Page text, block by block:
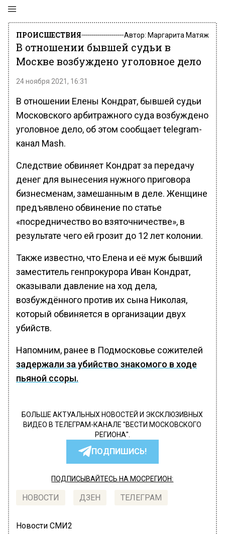
ПРОИСШЕСТВИЯ Автор: Маргарита Матяж
В отношении бывшей судьи в
Москве возбуждено уголовное дело
24 ноября 2021, 16:31
В отношении Елены Кондрат, бывшeй судьи
Московского арбитражного суда возбуждено
уголовное дело, об этом сообщает telegram-
канал Mash.
Следствие обвиняет Кондрат за передачу
денег для вынесения нужного приговора
бизнесменам, замешанным в деле. Женщине
предъявлено обвинение по статье
«посредничество во взяточничестве», в
результате чего ей грозит до 12 лет колонии.
Также известно, что Елена и её муж бывший
заместитель генпрокурора Иван Кондрат,
оказывали давление на ход дела,
возбуждённого против их сына Николая,
который обвиняется в организации двух
убийств.
Напомним, ранее в Подмосковье сожителей
задержали за убийство знакомого в ходе
пьяной ссоры.
БОЛЬШЕ АКТУАЛЬНЫХ НОВОСТЕЙ И ЭКСКЛЮЗИВНЫХ
ВИДЕО В ТЕЛЕГРАМ-КАНАЛЕ "ВЕСТИ МОСКОВСКОГО
РЕГИОНА".
ПОДПИШИСЬ!
ПОДПИСЫВАЙТЕСЬ НА МОСРЕГИОН:
НОВОСТИ ДЗЕН ТЕЛЕГРАМ
Новости СМИ2